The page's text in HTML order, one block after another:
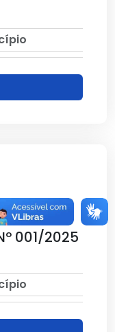
001/2025